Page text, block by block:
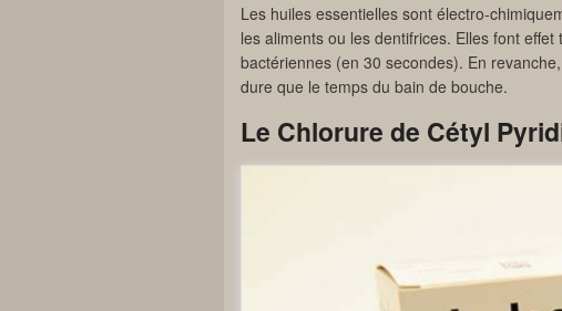
Les huiles essentielles sont électro-
les aliments ou les dentifrices. Elles font
bactériennes (en 30 secondes). En
dure que le temps du bain de bouche.
Le Chlorure de Cétyl